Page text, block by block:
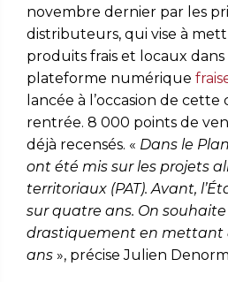
novembre dernier par les
distributeurs, qui vise à
produits frais et locaux
plateforme numérique
lancée à l’occasion de
rentrée. 8 000 points de
déjà recensés. « Dans le
ont été mis sur les projets
territoriaux (PAT). Avant, l’É
sur quatre ans. On
drastiquement en mettant
ans », précise Julien